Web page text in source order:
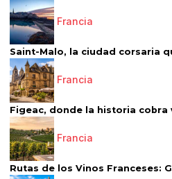
Francia
Saint-Malo, la ciudad corsaria
Francia
Figeac, donde la historia cobra
Francia
Rutas de los Vinos Franceses: